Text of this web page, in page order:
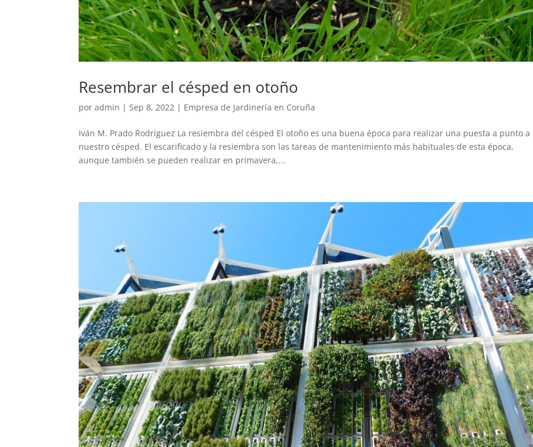
Resembrar el césped en otoño
poradmin |Sep 8, 2022 | Empresa de Jardinería en Coruña
Iván M. Prado Rodríguez La resiembra del césped El otoño es una buena época para realizar una puesta a punto a
nuestro césped. El escarificado y la resiembra son las tareas de mantenimiento más habituales de esta época,
aunque también se pueden realizar en primavera,...